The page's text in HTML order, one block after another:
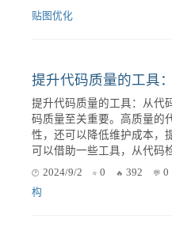
值
在移动端游戏开发中，法线
腻程度。然而，在使用ASTC
压缩格式后，法线贴图在移
2026/7/17 0 54 0
贴图优化